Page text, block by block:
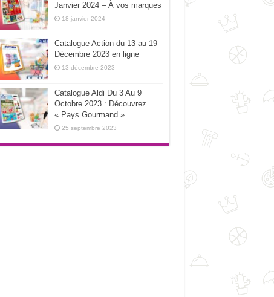
Janvier 2024 – À vos marques
18 janvier 2024
Catalogue Action du 13 au 19
Décembre 2023 en ligne
13 décembre 2023
Catalogue Aldi Du 3 Au 9
Octobre 2023 : Découvrez
« Pays Gourmand »
25 septembre 2023